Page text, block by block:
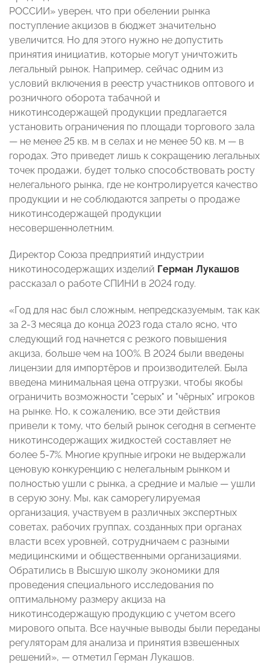
РОССИИ» уверен, что при обелении рынка
поступление акцизов в бюджет значительно
увеличится. Но для этого нужно не допустить
принятия инициатив, которые могут уничтожить
легальный рынок. Например, сейчас одним из
условий включения в реестр участников оптового и
розничного оборота табачной и
никотинсодержащей продукции предлагается
установить ограничения по площади торгового зала
— не менее 25 кв. м в селах и не менее 50 кв. м — в
городах. Это приведет лишь к сокращению легальных
точек продажи, будет только способствовать росту
нелегального рынка, где не контролируется качество
продукции и не соблюдаются запреты о продаже
никотинсодержащей продукции
несовершеннолетним.
Директор Союза предприятий индустрии
никотиносодержащих изделий Герман Лукашов
рассказал о работе СПИНИ в 2024 году.
«Год для нас был сложным, непредсказуемым, так как
за 2-3 месяца до конца 2023 года стало ясно, что
следующий год начнется с резкого повышения
акциза, больше чем на 100%. В 2024 были введены
лицензии для импортёров и производителей. Была
введена минимальная цена отгрузки, чтобы якобы
ограничить возможности "серых" и "чёрных" игроков
на рынке. Но, к сожалению, все эти действия
привели к тому, что белый рынок сегодня в сегменте
никотинсодержащих жидкостей составляет не
более 5-7%. Многие крупные игроки не выдержали
ценовую конкуренцию с нелегальным рынком и
полностью ушли с рынка, а средние и малые — ушли
в серую зону. Мы, как саморегулируемая
организация, участвуем в различных экспертных
советах, рабочих группах, созданных при органах
власти всех уровней, сотрудничаем с разными
медицинскими и общественными организациями.
Обратились в Высшую школу экономики для
проведения специального исследования по
оптимальному размеру акциза на
никотинсодержащую продукцию с учетом всего
мирового опыта. Все научные выводы были переданы
регуляторам для анализа и принятия взвешенных
решений», — отметил Герман Лукашов.